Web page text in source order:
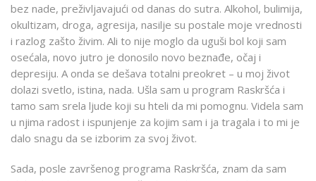
bez nade, preživljavajući od danas do sutra. Alkohol, bulimija,
okultizam, droga, agresija, nasilje su postale moje vrednosti
i razlog zašto živim. Ali to nije moglo da uguši bol koji sam
osećala, novo jutro je donosilo novo beznađe, očaj i
depresiju. A onda se dešava totalni preokret – u moj život
dolazi svetlo, istina, nada. Ušla sam u program Raskršća i
tamo sam srela ljude koji su hteli da mi pomognu. Videla sam
u njima radost i ispunjenje za kojim sam i ja tragala i to mi je
dalo snagu da se izborim za svoj život.
Sada, posle završenog programa Raskršća, znam da sam